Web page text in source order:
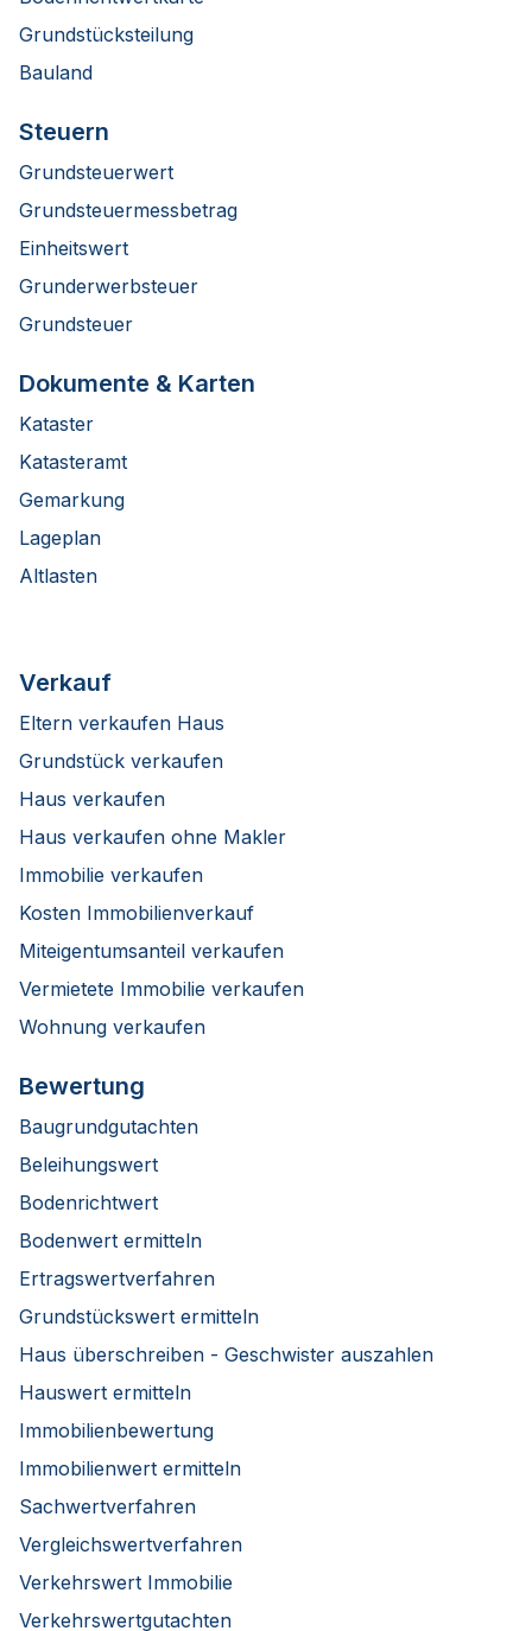
Grundstücksteilung
Bauland
Steuern
Grundsteuerwert
Grundsteuermessbetrag
Einheitswert
Grunderwerbsteuer
Grundsteuer
Dokumente & Karten
Kataster
Katasteramt
Gemarkung
Lageplan
Altlasten
Verkauf
Eltern verkaufen Haus
Grundstück verkaufen
Haus verkaufen
Haus verkaufen ohne Makler
Immobilie verkaufen
Kosten Immobilienverkauf
Miteigentumsanteil verkaufen
Vermietete Immobilie verkaufen
Wohnung verkaufen
Bewertung
Baugrundgutachten
Beleihungswert
Bodenrichtwert
Bodenwert ermitteln
Ertragswertverfahren
Grundstückswert ermitteln
Haus überschreiben - Geschwister auszahlen
Hauswert ermitteln
Immobilienbewertung
Immobilienwert ermitteln
Sachwertverfahren
Vergleichswertverfahren
Verkehrswert Immobilie
Verkehrswertgutachten